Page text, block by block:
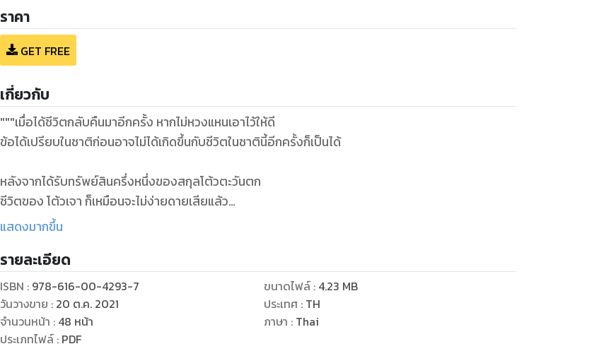
ราคา
GET FREE
เกี่ยวกับ
"""เมื่อได้ชีวิตกลับคืนมาอีกครั้ง หากไม่หวงแหนเอาไว้ให้ดี
ข้อได้เปรียบในชาติก่อนอาจไม่ได้เกิดขึ้นกับชีวิตในชาตินี้อีกครั้งก็เป็นได้
หลังจากได้รับทรัพย์สินครึ่งหนึ่งของสกุลโต้วตะวันตก
ชีวิตของ โต้วเจา ก็เหมือนจะไม่ง่ายดายเสียแล้ว
ในเมื่อทรัพย์สินดังกล่าวทำให้เด็กสาวเนื้อหอม มีแต่คนอยากเข้าหา
ทว่านางตั้งปณิธานแน่วแน่ไว้แล้วว่าชาตินี้จะไม่แต่งงาน
ดังนั้นนอกจากจะต้องหาทางปฏิเสธบุรุษที่ตั้งใจมาสู่ขอ
ยังต้องวางแผนเพื่อกำหนดสถานะของตัวเองในอนาคตอีกด้วย
แต่นางเชื่อว่าหากมุ่งไปข้างหน้า
ไม่ว่าระหว่างทางจะคดเคี้ยวหรือยากลำบากเพียงใด
แสดงมากขึ้น
รายละเอียด
ISBN : 978-616-00-4293-7
วันวางขาย : 20 ต.ค. 2021
จำนวนหน้า : 48 หน้า
ประเภทไฟล์: PDF
ขนาดไฟล์: 4.23 MB
ประเทศ : TH
ภาษา : Thai